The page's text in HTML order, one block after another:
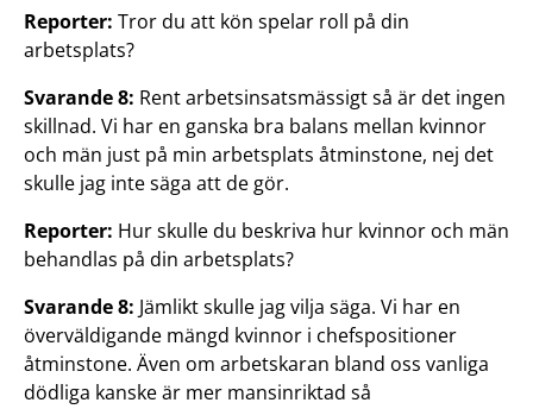
Reporter: Tror du att kön spelar roll på din
arbetsplats?
Svarande 8: Rent arbetsinsatsmässigt så är det ingen
skillnad. Vi har en ganska bra balans mellan kvinnor
och män just på min arbetsplats åtminstone, nej det
skulle jag inte säga att de gör.
Reporter: Hur skulle du beskriva hur kvinnor och män
behandlas på din arbetsplats?
Svarande 8: Jämlikt skulle jag vilja säga. Vi har en
överväldigande mängd kvinnor i chefspositioner
åtminstone. Även om arbetskaran bland oss vanliga
dödliga kanske är mer mansinriktad så